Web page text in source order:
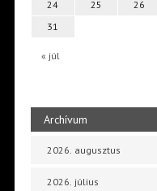
« júl
24
25 26
31
Archívum
2026. augusztus
2026. július